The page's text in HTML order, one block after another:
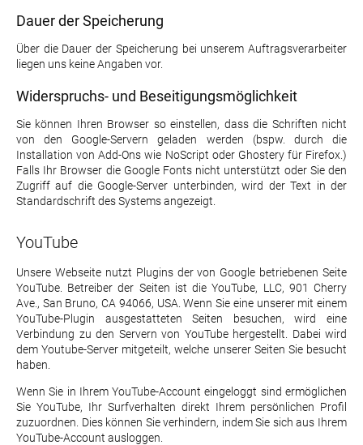
Dauer der Speicherung
Über die Dauer der Speicherung bei unserem Auftragsverarbeiter
liegen uns keine Angaben vor.
Widerspruchs- und Beseitigungsmöglichkeit
Sie können Ihren Browser so einstellen, dass die Schriften nicht
von den Google-Servern geladen werden (bspw. durch die
Installation von Add-Ons wie NoScript oder Ghostery für Firefox.)
Falls Ihr Browser die Google Fonts nicht unterstützt oder Sie den
Zugriff auf die Google-Server unterbinden, wird der Text in der
Standardschrift des Systems angezeigt.
YouTube
Unsere Webseite nutzt Plugins der von Google betriebenen Seite
YouTube. Betreiber der Seiten ist die YouTube, LLC, 901 Cherry
Ave., San Bruno, CA 94066, USA. Wenn Sie eine unserer mit einem
YouTube-Plugin ausgestatteten Seiten besuchen, wird eine
Verbindung zu den Servern von YouTube hergestellt. Dabei wird
dem Youtube-Server mitgeteilt, welche unserer Seiten Sie besucht
haben.
Wenn Sie in Ihrem YouTube-Account eingeloggt sind ermöglichen
Sie YouTube, Ihr Surfverhalten direkt Ihrem persönlichen Profil
zuzuordnen. Dies können Sie verhindern, indem Sie sich aus Ihrem
YouTube-Account ausloggen.